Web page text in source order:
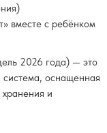
вместе с ребёнком
2026 года) — это
система, оснащенная
и